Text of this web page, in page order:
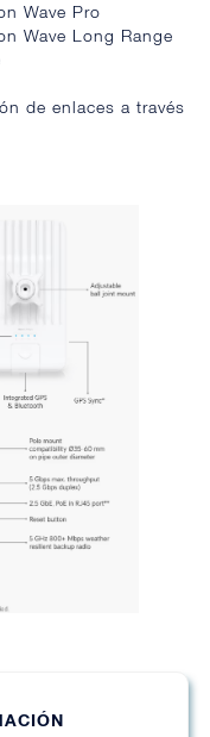
Wave Pro
Wave Long Range
de enlaces a través